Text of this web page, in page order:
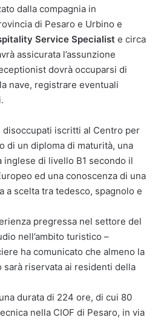
dalla compagnia in
di Pesaro e Urbino e
Service Specialist e circa
assicurata l’assunzione
dovrà occuparsi di
nave, registrare eventuali
iscritti al Centro per
di un diploma di maturità, una
inglese di livello B1 secondo il
ed una conoscenza di una
a scelta tra tedesco, spagnolo e
pregressa nel settore del
nell’ambito turistico –
ha comunicato che almeno la
sarà riservata ai residenti della
durata di 224 ore, di cui 80
nella CIOF di Pesaro, in via